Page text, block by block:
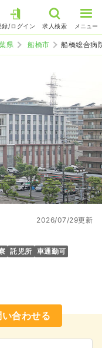
録/ログイン 求人検索 メニュー
県 船橋市 船橋総合病
2026/07/29更新
託児所 車通勤可
合わせる